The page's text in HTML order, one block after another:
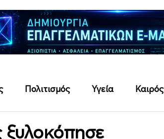
Πολιτισμός Υγεία Καιρός